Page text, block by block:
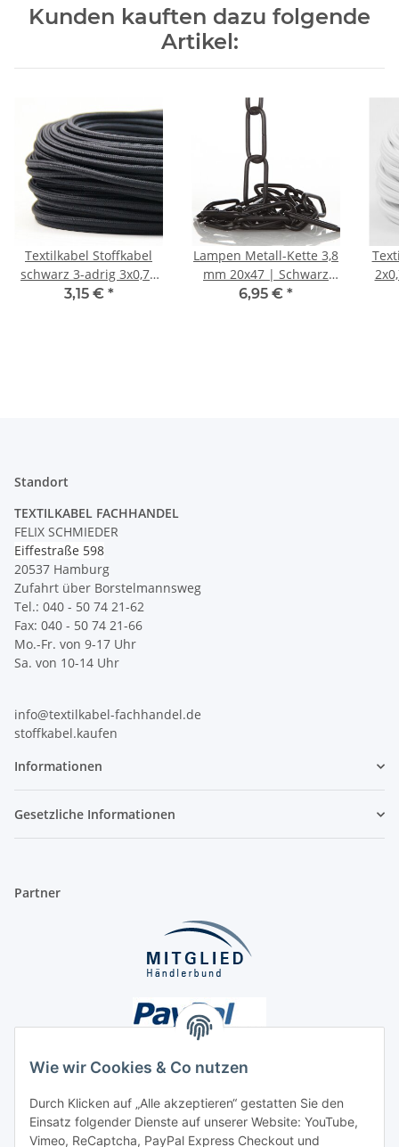
Wie wir Cookies & Co nutzen
Durch Klicken auf „Alle akzeptieren“ gestatten Sie den
Einsatz folgender Dienste auf unserer Website: YouTube,
Vimeo, ReCaptcha, PayPal Express Checkout und
Kunden kauften dazu folgende
Artikel:
Textilkabel Stoffkabel
schwarz 3-adrig 3x0,75
Gummischlauchleitung
3,15 € *
Lampen Metall-Kette 3,8
mm 20x47 | Schwarz
lackiert | Zum
6,95 € *
Standort
TEXTILKABEL FACHHANDEL
FELIX SCHMIEDER
Eiffestraße 598
20537 Hamburg
Zufahrt über Borstelmannsweg
Tel.: 040 - 50 74 21-62
Fax: 040 - 50 74 21-66
Mo.-Fr. von 9-17 Uhr
Sa. von 10-14 Uhr
info@textilkabel-fachhandel.de
stoffkabel.kaufen
Informationen
Gesetzliche Informationen
Partner
Unsere Seiten